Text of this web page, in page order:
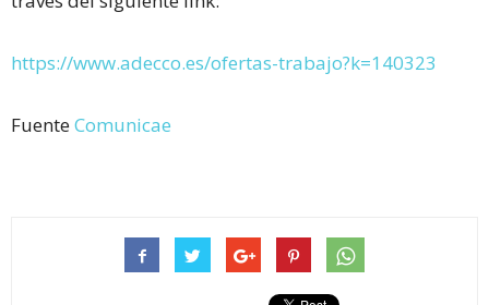
https://www.adecco.es/ofertas-trabajo?k=140323
FuenteComunicae